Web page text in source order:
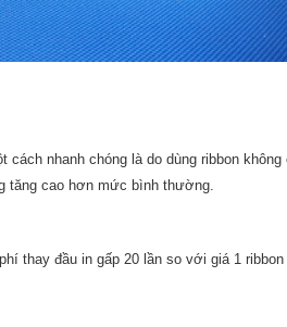
nhanh chóng là do dùng ribbon
tăng cao hơn mức bình thường.
thay đầu in gấp 20 lần so với giá 1 ribbon